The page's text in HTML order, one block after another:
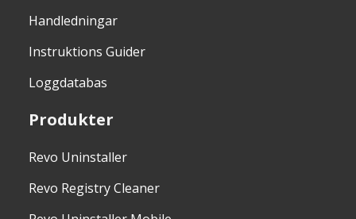
Handledningar
Instruktions Guider
Loggdatabas
Produkter
Revo Uninstaller
Revo Registry Cleaner